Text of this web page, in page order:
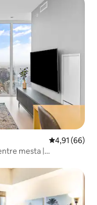
Priemerné
4,91 (66)
mesta |